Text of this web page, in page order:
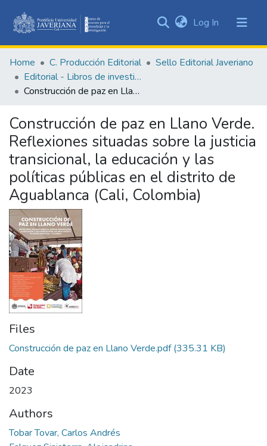
&
Collections
Statistics
Log In (current)
Home C. Producción Editorial
Sello Editorial Javeriano
Editorial - Libros de investigación
Construcción de paz en Llano Verde. Reflexiones situadas sobre la justicia transicional, la educación y las políticas públicas en el distrito de Aguablanca (Cali, Colombia)
Construcción de paz en Llano Verde.
Reflexiones situadas sobre la justicia
transicional, la educación y las
políticas públicas en el distrito de
Aguablanca (Cali, Colombia)
Files
Construcción de paz en Llano Verde.pdf(335.31 KB)
Date
2023
Authors
Tobar Tovar, Carlos Andrés